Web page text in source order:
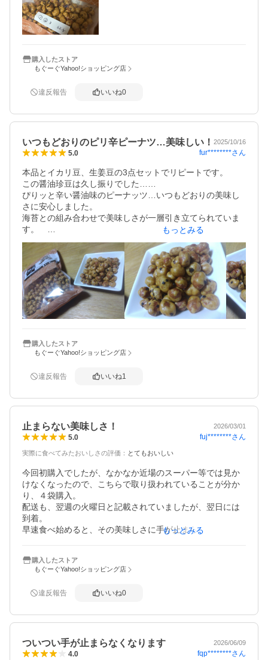
食べ過ぎ注意の意味でもしっかり計っています　笑
購入したストア
もぐーぐYahoo!ショッピング店
違反報告 いいね0
いつもどおりのピリ辛ピーナツ…美味しい！ 2025/10/16
5.0 fur********さん
本品とイカリ豆、生姜豆の3点セットでリピートです。
この醤油珍豆は久し振りでした……
ぴりッと辛い醤油味のピーナッツ…いつもどおりの美味し
さに安心しました。
海苔との組み合わせで美味しさが一層引き立てられていま
す。
ビールとの相性はぴったり、お茶請けにも美味しいです
よ。
チャック付きのパッケージが便利です。
もっとみる
購入したストア
もぐーぐYahoo!ショッピング店
違反報告 いいね1
止まらない美味しさ！ 2026/03/01
5.0 fuj********さん
実際に食べてみたおいしさの評価 ： とてもおいしい
今回初購入でしたが、なかなか近場のスーパー等では見か
けなくなったので、こちらで取り扱われていることが分か
り、４袋購入。
配送も、翌週の火曜日と記載されていましたが、翌日には
到着。
早速食べ始めると、その美味しさに手が止まらず、もう１
もっとみる
購入したストア
もぐーぐYahoo!ショッピング店
違反報告 いいね0
ついつい手が止まらなくなります 2026/06/09
4.0 fqp********さん